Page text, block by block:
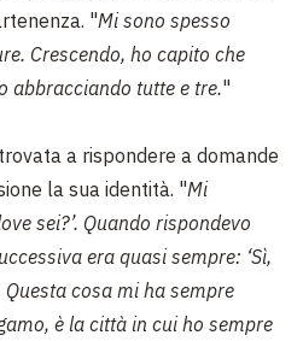
"Mi sono spesso
Crescendo, ho capito che
abbracciando tutte e tre."
a rispondere a domande
la sua identità. "Mi
sei?’. Quando rispondevo
era quasi sempre: ‘Sì,
Questa cosa mi ha sempre
è la città in cui ho sempre